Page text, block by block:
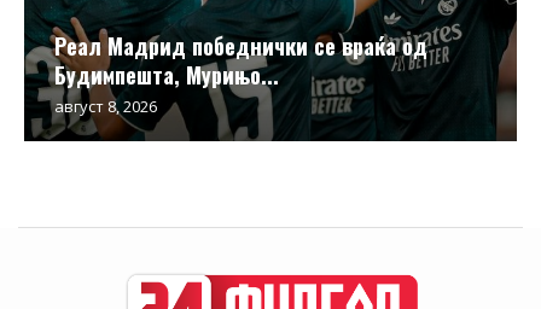
Реал Мадрид победнички се враќа од
Будимпешта, Мурињо...
август 8, 2026